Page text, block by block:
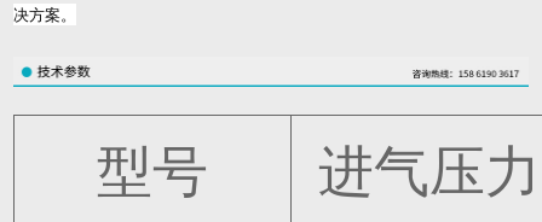
决方案。
型号
进气压力